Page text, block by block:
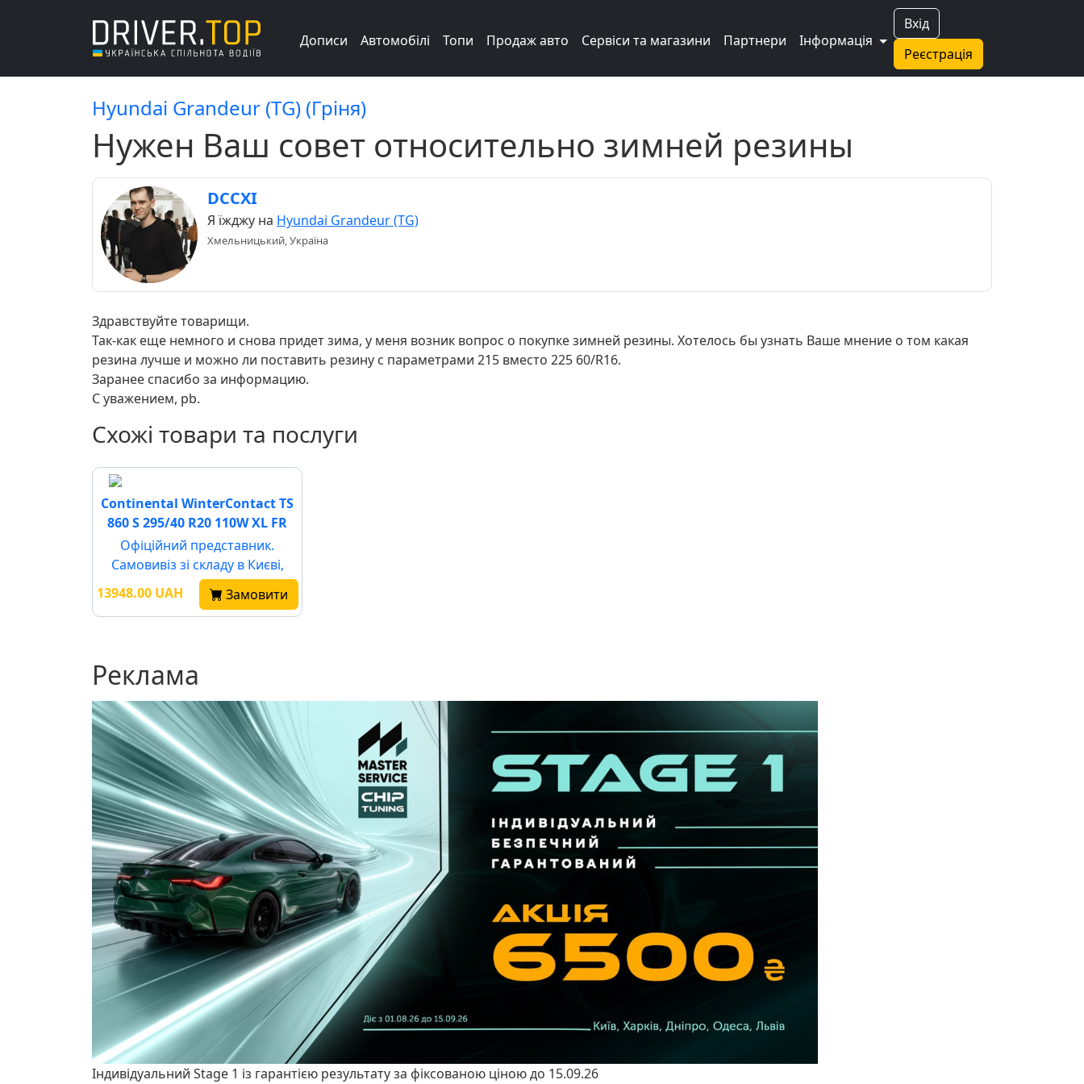
Вхід
Реєстрація
Дописи Автомобілі Топи Продаж авто Сервіси та магазини Партнери Інформація
Hyundai Grandeur (TG) (Гріня)
Нужен Ваш совет относительно зимней резины
DCCXI
Я їжджу на Hyundai Grandeur (TG)
Хмельницький, Україна
Здравствуйте товарищи.
Так-как еще немного и снова придет зима, у меня возник вопрос о покупке зимней резины. Хотелось бы узнать Ваше мнение о том какая
резина лучше и можно ли поставить резину с параметрами 215 вместо 225 60/R16.
Заранее спасибо за информацию.
С уважением, pb.
Схожі товари та послуги
Continental WinterContact TS
860 S 295/40 R20 110W XL FR
Офіційний представник.
Самовивіз зі складу в Києві,
Харкові, Львові, Одесі та Дніпрі.
Швидка доставк
13948.00 UAH Замовити
Реклама
Індивідуальний Stage 1 із гарантією результату за фіксованою ціною до 15.09.26